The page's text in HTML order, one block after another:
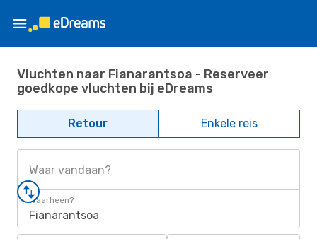
Vluchten naar Fianarantsoa - Reserveer
goedkope vluchten bij eDreams
Retour Enkele reis
Waar vandaan?
Waarheen?
Fianarantsoa